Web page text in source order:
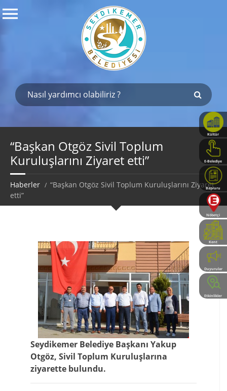
Kültür
Haritası
E-Belediye
Başvuru
Rehberi
Nöbetçi
Eczaneler
Kent
Rehberi
Duyurular
Etkinlikler
“Başkan Otgöz Sivil Toplum
Kuruluşlarını Ziyaret etti”
Haberler
“Başkan Otgöz Sivil Toplum Kuruluşlarını Ziyaret
etti”
Seydikemer Belediye Başkanı Yakup
Otgöz, Sivil Toplum Kuruluşlarına
ziyarette bulundu.